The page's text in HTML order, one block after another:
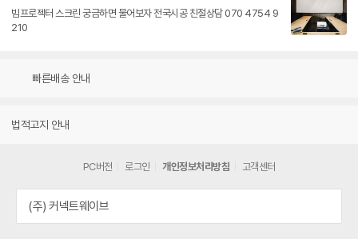
빔프로젝터 스크린 궁금하면 물어보자 전국시공 친절상담 070 4754 9
210
빠른배송 안내
법적고지 안내
PC버전 로그인 개인정보처리방침 고객센터
(주) 커넥트웨이브